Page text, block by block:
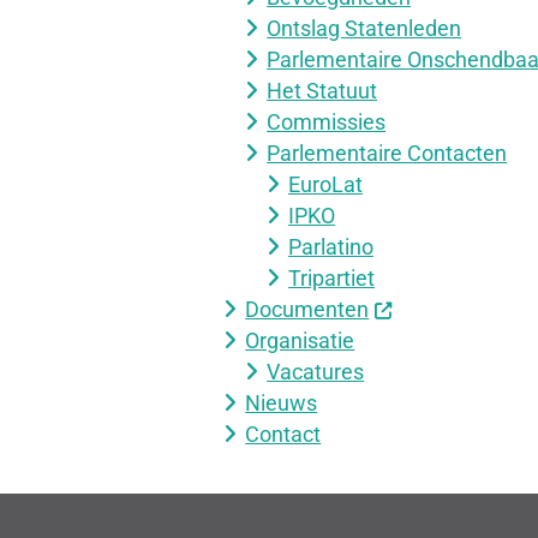
Ontslag Statenleden
Parlementaire
Het Statuut
Commissies
Parlementaire Contacten
EuroLat
IPKO
Parlatino
Tripartiet
Documenten
Organisatie
Vacatures
Nieuws
Contact